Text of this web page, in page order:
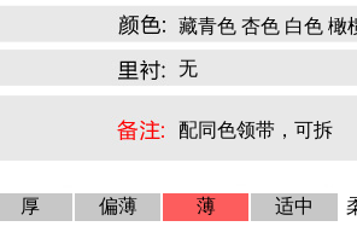
藏青色 杏色 白色 橄
无
配同色领带，可拆
厚 偏薄 薄 适中